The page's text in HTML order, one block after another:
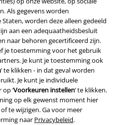
Als gegevens worden
worden deze alleen gedeeld
aan een adequaatheidsbesluit
naar behoren gecertificeerd zijn.
je toestemming voor het gebruik
Je kunt je toestemming ook
’ te klikken - in dat geval worden
Je kunt je individuele
‘Voorkeuren instellen’ te klikken.
op elk gewenst moment hier
te wijzigen. Ga voor meer
naar Privacybeleid.